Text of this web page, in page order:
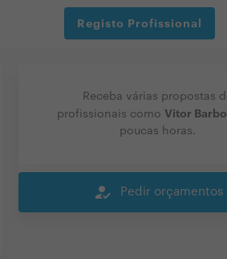
Registo Profissional
Receba várias propostas
profissionais como Vitor
poucas horas.
how_to_reg Pedir orçamentos